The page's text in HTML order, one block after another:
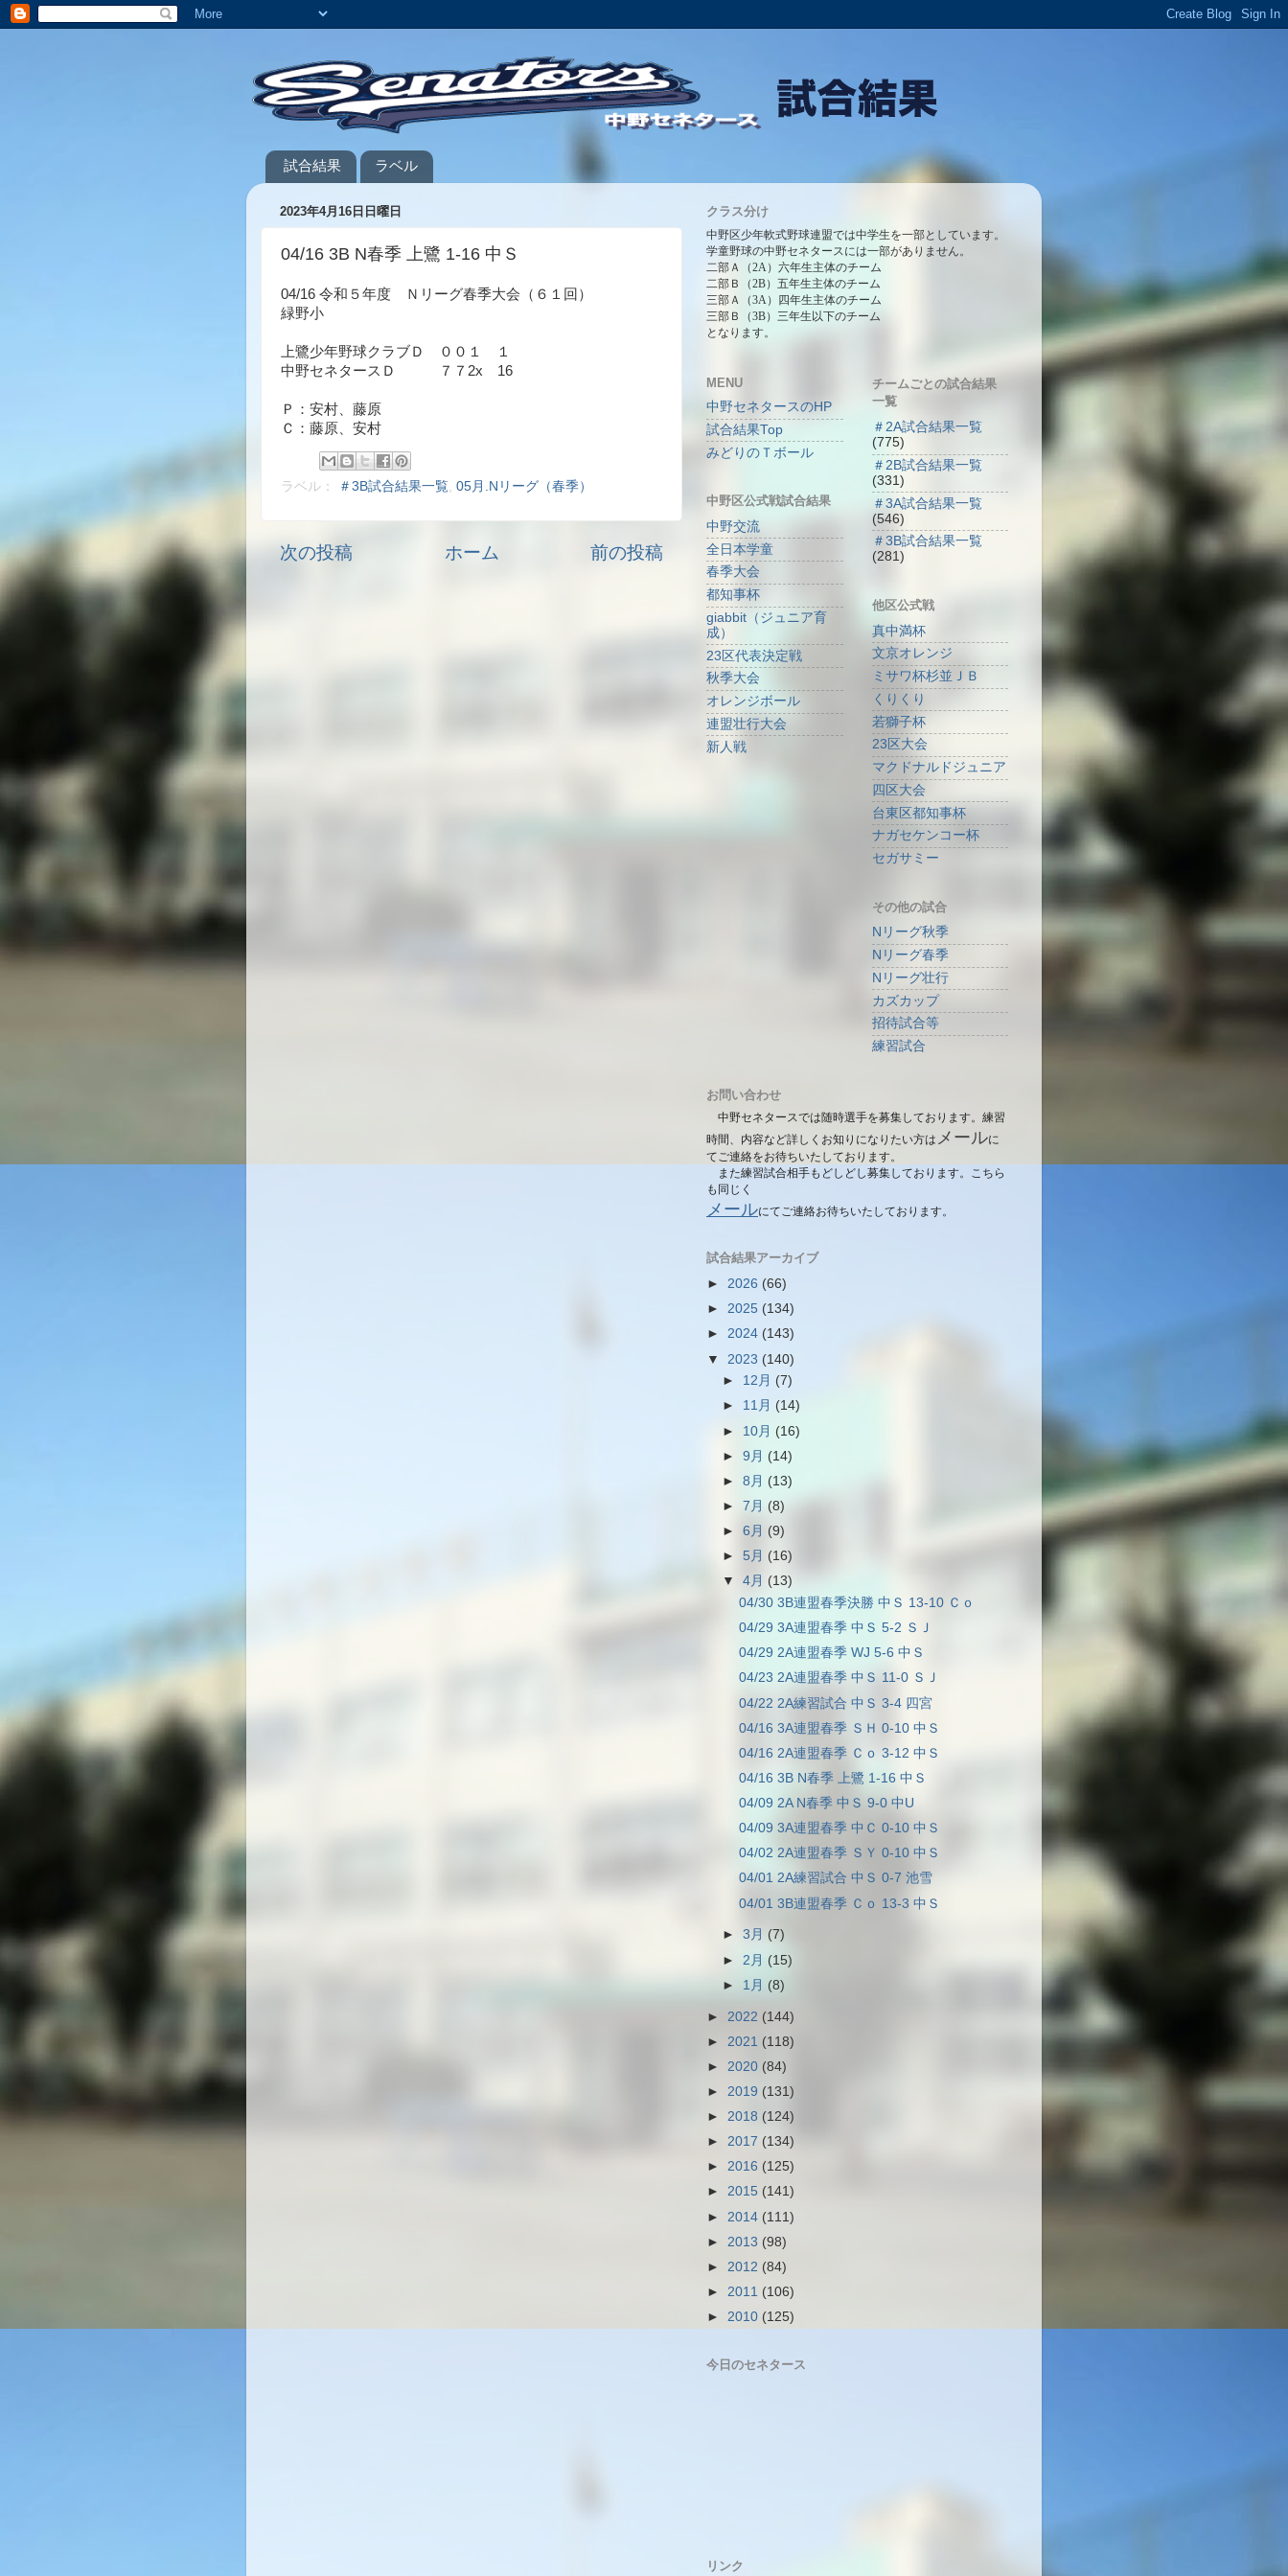
試合結果 ラベル
2023年4月16日日曜日
04/16 3B N春季 上鷺 1-16 中Ｓ
04/16 令和５年度 Ｎリーグ春季大会（６１回）
緑野小
上鷺少年野球クラブＤ ００１ １
中野セネタースＤ ７７2x 16
Ｐ：安村、藤原
Ｃ：藤原、安村
ラベル： ＃3B試合結果一覧 05月.Nリーグ（春季）
次の投稿 前の投稿
ホーム
クラス分け
中野区少年軟式野球連盟では中学生を一部としています。
学童野球の中野セネタースには一部がありません。
二部Ａ（2A）六年生主体のチーム
二部Ｂ（2B）五年生主体のチーム
三部Ａ（3A）四年生主体のチーム
三部Ｂ（3B）三年生以下のチーム
となります。
MENU
中野セネタースのHP
試合結果Top
みどりのＴボール
中野区公式戦試合結果
中野交流
全日本学童
春季大会
都知事杯
giabbit（ジュニア育
成）
23区代表決定戦
秋季大会
オレンジボール
連盟壮行大会
新人戦
チームごとの試合結果
一覧
＃2A試合結果一覧
(775)
＃2B試合結果一覧
(331)
＃3A試合結果一覧
(546)
＃3B試合結果一覧
(281)
他区公式戦
真中満杯
文京オレンジ
ミサワ杯杉並ＪＢ
くりくり
若獅子杯
23区大会
マクドナルドジュニア
四区大会
台東区都知事杯
ナガセケンコー杯
セガサミー
その他の試合
Nリーグ秋季
Nリーグ春季
Nリーグ壮行
カズカップ
招待試合等
練習試合
お問い合わせ
中野セネタースでは随時選手を募集しております。練習
時間、内容など詳しくお知りになりたい方は メールに
てご連絡をお待ちいたしております。
また練習試合相手もどしどし募集しております。こちら
も同じく
メールにてご連絡お待ちいたしております。
試合結果アーカイブ
► 2026 (66)
► 2025 (134)
► 2024 (143)
▼ 2023 (140)
► 12月 (7)
► 11月 (14)
► 10月 (16)
►9月 (14)
►8月 (13)
►7月(8)
►6月 (9)
► 5月 (16)
▼4月 (13)
04/30 3B連盟春季決勝 中Ｓ 13-10 Ｃｏ
04/29 3A連盟春季 中Ｓ 5-2 ＳＪ
04/29 2A連盟春季 WJ 5-6 中Ｓ
04/23 2A連盟春季 中Ｓ 11-0 ＳＪ
04/22 2A練習試合 中Ｓ 3-4 四宮
04/16 3A連盟春季 ＳＨ 0-10 中Ｓ
04/16 2A連盟春季 Ｃｏ 3-12 中Ｓ
04/16 3B N春季 上鷺 1-16 中Ｓ
04/09 2A N春季 中Ｓ 9-0 中U
04/09 3A連盟春季 中Ｃ 0-10 中Ｓ
04/02 2A連盟春季 ＳＹ 0-10 中Ｓ
04/01 2A練習試合 中Ｓ 0-7 池雪
04/01 3B連盟春季 Ｃｏ 13-3 中Ｓ
►3月 (7)
► 2月 (15)
► 1月 (8)
► 2022 (144)
► 2021 (118)
► 2020 (84)
► 2019 (131)
► 2018 (124)
► 2017 (134)
► 2016 (125)
► 2015 (141)
► 2014 (111)
► 2013 (98)
► 2012 (84)
► 2011 (106)
► 2010 (125)
今日のセネタース
リンク